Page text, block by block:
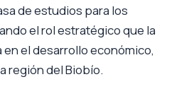
de estudios para los
el rol estratégico que la
el desarrollo económico,
región del Biobío.